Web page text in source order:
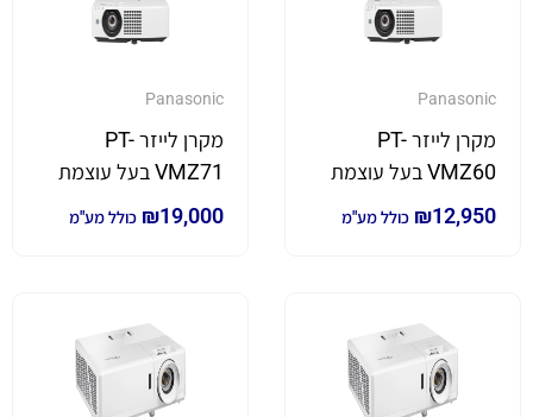
Panasonic
מקרן לייזר PT-
VMZ60 בעל עוצמת
הארה של 6,000 לומן₪12,950 כולל מע"מ
Panasonic
מקרן לייזר PT-
VMZ71 בעל עוצמת
הארה של 7,000 לומן₪19,000 כולל מע"מ